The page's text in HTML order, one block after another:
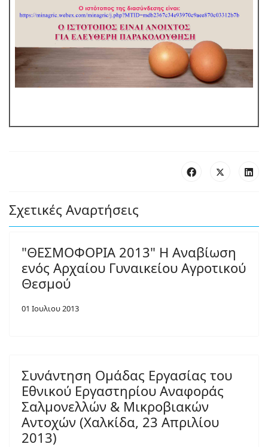
Σχετικές Αναρτήσεις
"ΘΕΣΜΟΦΟΡΙΑ 2013" Η Αναβίωση
ενός Αρχαίου Γυναικείου Αγροτικού
Θεσμού
01 Ιουλιου 2013
Συνάντηση Ομάδας Εργασίας του
Εθνικού Εργαστηρίου Αναφοράς
Σαλμονελλών & Μικροβιακών
Αντοχών (Χαλκίδα, 23 Απριλίου
2013)